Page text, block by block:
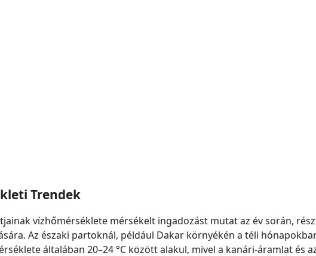
Trendek
vízhőmérséklete mérsékelt ingadozást mutat az év során,
Az északi partoknál, például Dakar környékén a téli
általában 20–24 °C között alakul, mivel a kanári-áramlat és